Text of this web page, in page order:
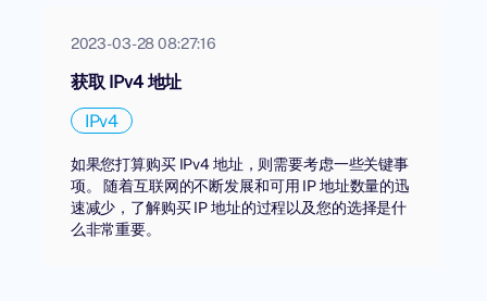
2023-03-28 08:27:16
获取 IPv4 地址
IPv4
如果您打算购买 IPv4 地址，则需要考虑一些关键事
项。 随着互联网的不断发展和可用 IP 地址数量的迅
速减少，了解购买 IP 地址的过程以及您的选择是什
么非常重要。